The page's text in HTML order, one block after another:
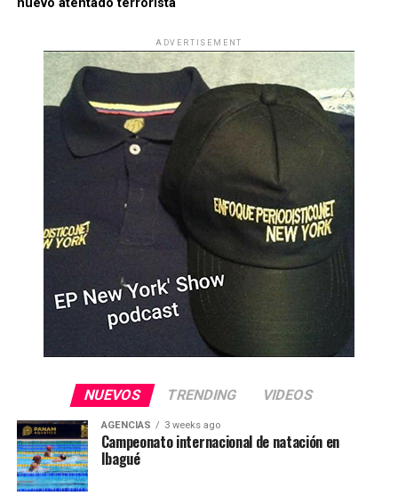
nuevo atentado terrorista
ADVERTISEMENT
NUEVOS TRENDING VIDEOS
AGENCIAS 3 weeks ago
Campeonato internacional de natación en
Ibagué